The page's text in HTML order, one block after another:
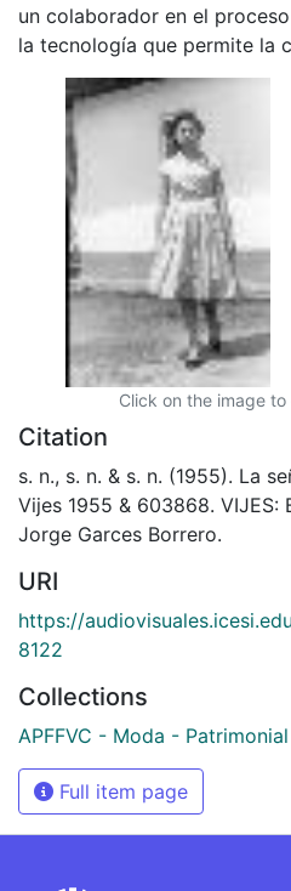
un colaborador en el
la tecnología que permite la
Click on the image
Citation
s. n., s. n. & s. n. (1955). La
Vijes 1955 & 603868.
Jorge Garces Borrero.
URI
https://
8122
Collections
APFFVC - Moda - Patrimonial
Full item page